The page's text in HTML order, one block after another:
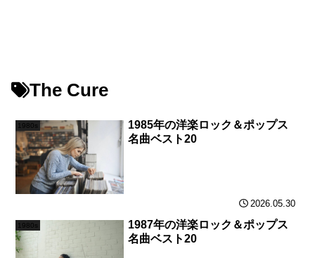
The Cure
1980s
1985年の洋楽ロック＆ポップス
名曲ベスト20
2026.05.30
1980s
1987年の洋楽ロック＆ポップス
名曲ベスト20